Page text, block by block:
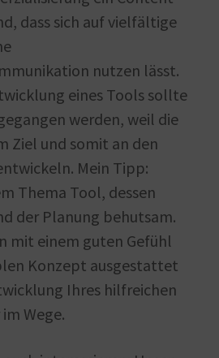
dass sich auf vielfältige
nutzen lässt.
eines Tools sollte
werden, weil die
Ziel und somit an den
Mein Tipp:
Thema Tool, dessen
der Planung behutsam.
mit einem guten Gefühl
Konzept ausgestattet
Ihres hilfreichen
Wege.